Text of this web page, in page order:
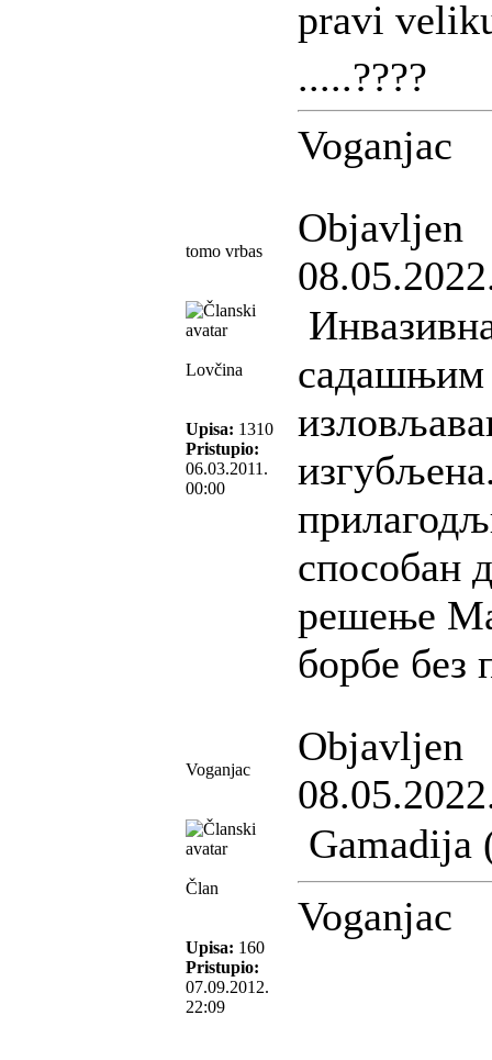
pravi
.....????
Voganjac
tomo vrbas
Objavljen
Lovčina
Upisa: 1310
Pristupio:
06.03.2011.
00:00
садашњим
способан
решење
борбе без
Voganjac
Objavljen
Član
Upisa: 160
Pristupio:
07.09.2012.
22:09
Gamadija
Voganjac